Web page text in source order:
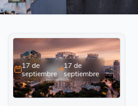
17 de
septiembre
17 de
septiembre